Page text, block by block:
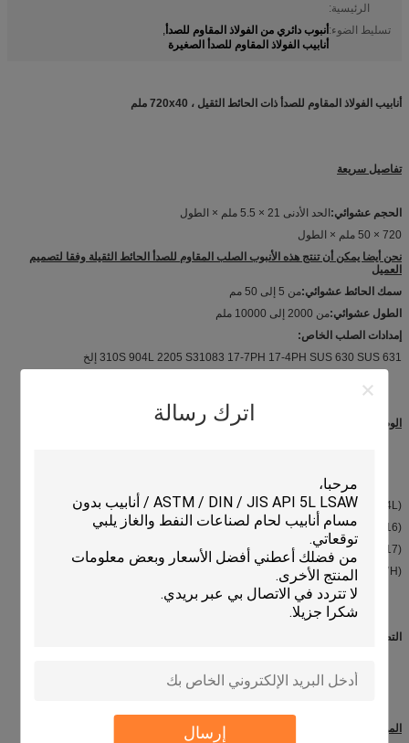
اترك رسالة
إرسال
الرئيسية:
تسليط الضوء:أنبوب دائري من الفولاذ المقاوم للصدأ,
أنابيب الفولاذ المقاوم للصدأ الصغيرة
أنابيب الفولاذ المقاوم للصدأ ذات الحائط الثقيل ، 720x40 ملم
تفاصيل سريعة
الحجم عشوائي:الحد الأدنى 21 × 5.5 ملم × الطول
720 × 50 ملم × الطول
نحن أيضا يمكن أن تنتج هذه الأنبوب الصلب المقاوم للصدأ الحائط الثقيلة وفقا لتصميم
العميل
سمك الحائط عشوائي:من 5 إلى 50 مم
الطول عشوائي:من 2000 إلى 10000 ملم
إمدادات الصلب الخاص:
310S 904L 2205 S31083 17-7PH 17-4PH SUS 630 SUS 631 إلخ
الوصف
المواد:
0Cr18Ni9 ((304) ، 00Cr19Ni10 ((304L) ،
1Cr18Ni9Ti ((321) ، 0Cr17Ni12Mo2 ((316)
00Cr17Ni14Mo2 ((316L) ، 0Cr18Ni12Mo2Ti ((316Ti) ، 0Cr19Ni13Mo3 ((317)
00Cr19Ni13Mo3 ((317L) ، 0Cr25Ni20 ((310S) ، 1Cr19Ni11NB ((317H)
التطبيقات:
المعدات الطبية صناعة بناء السفن مصنع صناعة الورق
محطة توليد الكهرباء مشروع تصريف التلوث الخ
المواصفات